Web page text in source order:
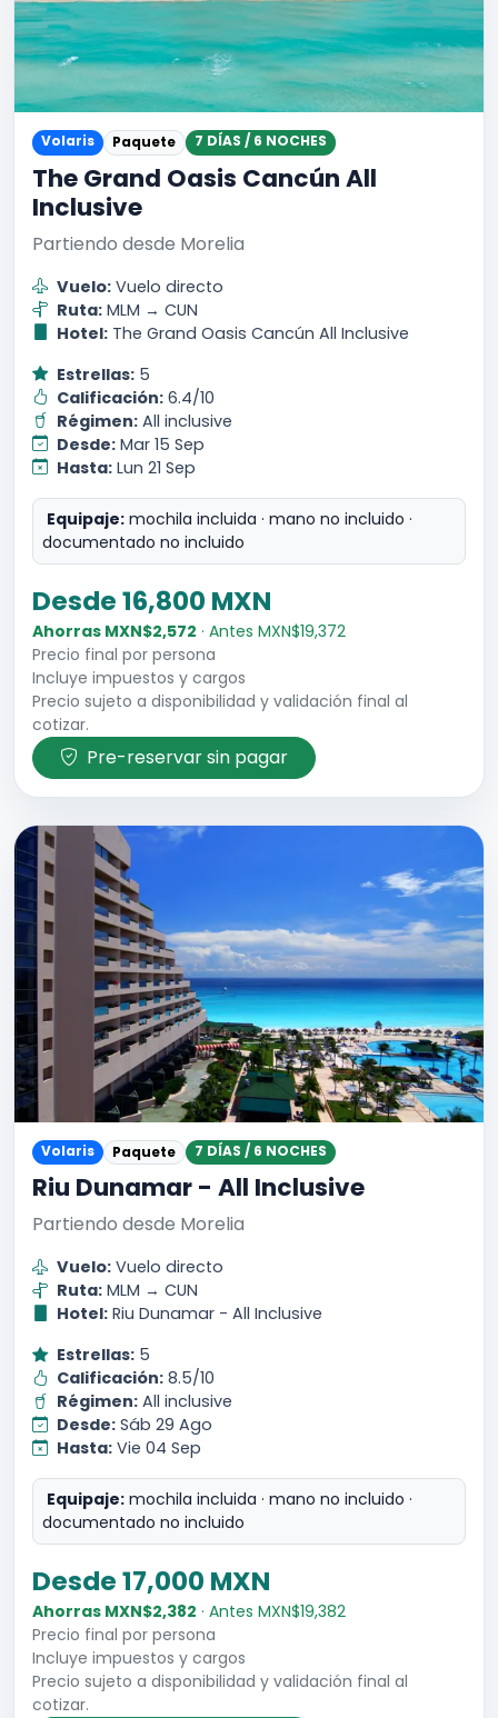
Volaris Paquete 7 DÍAS / 6 NOCHES
The Grand Oasis Cancún All
Inclusive
Partiendo desde Morelia
Vuelo: Vuelo directo
Ruta: MLM → CUN
Hotel: The Grand Oasis Cancún All Inclusive
Estrellas: 5
Calificación: 6.4/10
Régimen: All inclusive
Desde: Mar 15 Sep
Hasta: Lun 21 Sep
Equipaje: mochila incluida · mano no incluido ·
documentado no incluido
Desde 16,800 MXN
Ahorras MXN$2,572 · Antes MXN$19,372
Precio final por persona
Incluye impuestos y cargos
Precio sujeto a disponibilidad y validación final al
cotizar.
Pre-reservar sin pagar
Volaris Paquete 7 DÍAS / 6 NOCHES
Riu Dunamar - All Inclusive
Partiendo desde Morelia
Vuelo: Vuelo directo
Ruta: MLM → CUN
Hotel: Riu Dunamar - All Inclusive
Estrellas: 5
Calificación: 8.5/10
Régimen: All inclusive
Desde: Sáb 29 Ago
Hasta: Vie 04 Sep
Equipaje: mochila incluida · mano no incluido ·
documentado no incluido
Desde 17,000 MXN
Ahorras MXN$2,382 · Antes MXN$19,382
Precio final por persona
Incluye impuestos y cargos
Precio sujeto a disponibilidad y validación final al
cotizar.